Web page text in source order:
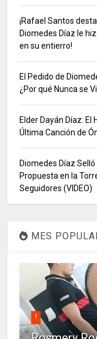
¡Rafael Santos
Diomedes Díaz le
en su entierro!
El Pedido de
¿Por qué Nunca se
Elder Dayán Díaz: El
Última Canción de
Diomedes Díaz
Propuesta en la
Seguidores (VIDEO)
MES
1